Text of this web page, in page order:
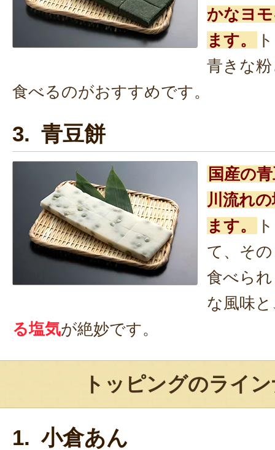
かなヨ
ます。
青きな
食べるのがおすすめです。
3. 青豆餅
国産の
川流れ
ます。
て、そ
食べら
な風味
る塩気が絶妙です。
トッピングのライ
1. 小倉あん